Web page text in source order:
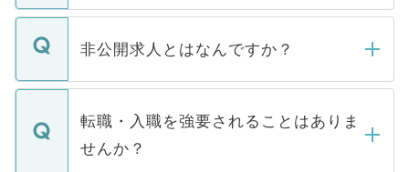
ご登録いただきましたら、弊社担当者がご
登録内容を確認し、その後メールもしくは
ます。通常、5営業日以内にはご連絡をせて
いただきますので、しばらくお待ちくださ
い。
非公開求人とはなんですか？
マイナビDOCTORで取り扱っている求人の
うち約3割は、Webサイトからご覧いただ
けない「非公開求人」です。非公開求人は
下記の理由によって、一般には公開してい
転職・入職を強要されることはありま
せんか？